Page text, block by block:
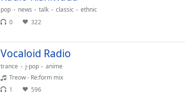
pop news talk classic
ethnic
0
322
Vocaloid Radio
trance j-pop
anime
Treow - Re:form mix
1
596